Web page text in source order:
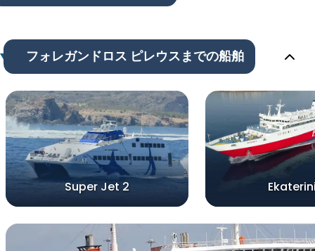
フォレガンドロス ピレウスまでの船舶
Super Jet 2